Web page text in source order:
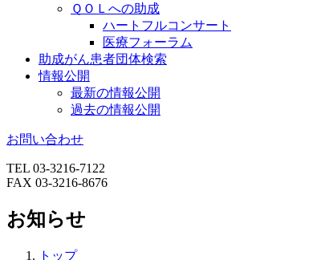
ＱＯＬへの助成
ハートフルコンサート
医療フォーラム
助成がん患者団体検索
情報公開
最新の情報公開
過去の情報公開
お問い合わせ
TEL 03-3216-7122
FAX 03-3216-8676
お知らせ
トップ